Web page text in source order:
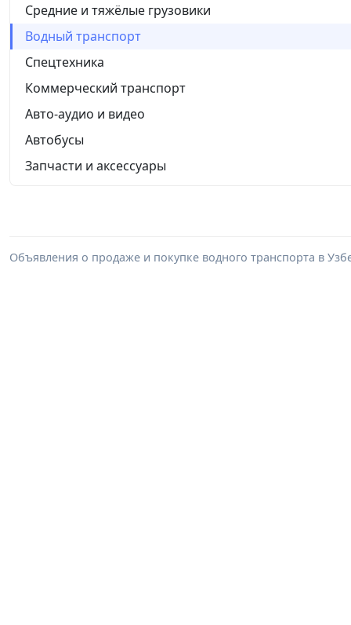
Средние и тяжёлые грузовики
Водный транспорт
Спецтехника
Коммерческий транспорт
Авто-аудио и видео
Автобусы
Запчасти и аксессуары
Объявления о продаже и покупке водного транспорта в